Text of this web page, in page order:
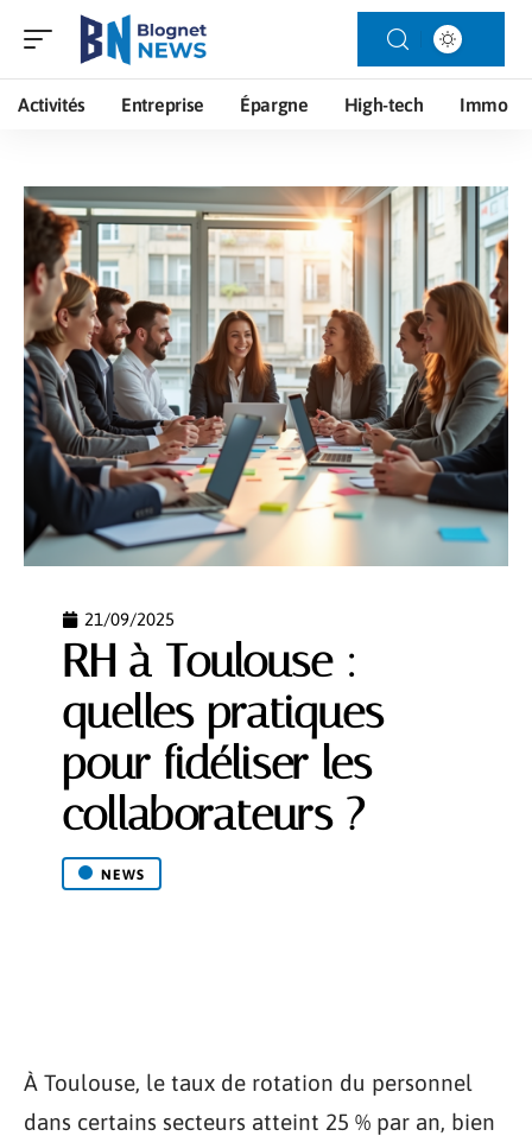
Activités Entreprise Épargne High-tech Immo
21/09/2025
RH à Toulouse :
quelles pratiques
pour fidéliser les
collaborateurs ?
NEWS
À Toulouse, le taux de rotation du personnel
dans certains secteurs atteint 25 % par an, bien